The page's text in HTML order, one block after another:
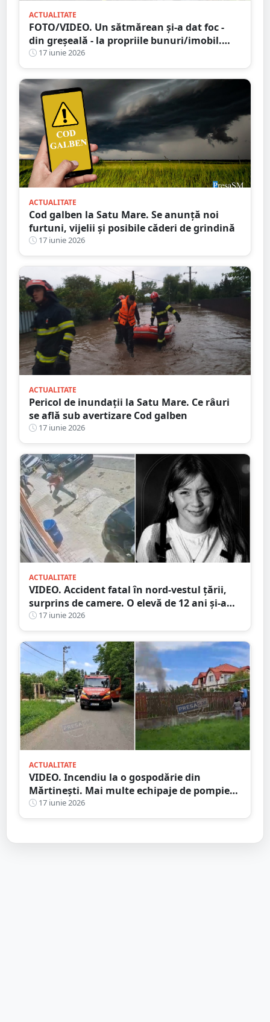
ACTUALITATE
FOTO/VIDEO. Un sătmărean și-a dat foc -
din greșeală - la propriile bunuri/imobil.
Pericol de explozie!
17 iunie 2026
ACTUALITATE
Cod galben la Satu Mare. Se anunță noi
furtuni, vijelii și posibile căderi de grindină
17 iunie 2026
ACTUALITATE
Pericol de inundații la Satu Mare. Ce râuri
se află sub avertizare Cod galben
17 iunie 2026
ACTUALITATE
VIDEO. Accident fatal în nord-vestul țării,
surprins de camere. O elevă de 12 ani și-a
pierdut viața pe trotuar, lovită de mașină
17 iunie 2026
ACTUALITATE
VIDEO. Incendiu la o gospodărie din
Mărtinești. Mai multe echipaje de pompieri
au intervenit de urgență
17 iunie 2026